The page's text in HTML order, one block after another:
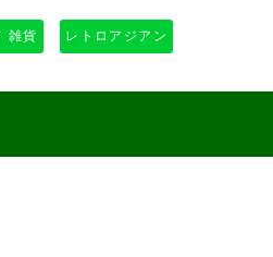
雑貨 レトロアジアン